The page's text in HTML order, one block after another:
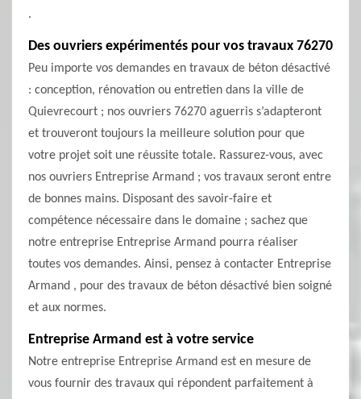
.
Des ouvriers expérimentés pour vos travaux 76270
Peu importe vos demandes en travaux de béton désactivé
: conception, rénovation ou entretien dans la ville de
Quievrecourt ; nos ouvriers 76270 aguerris s’adapteront
et trouveront toujours la meilleure solution pour que
votre projet soit une réussite totale. Rassurez-vous, avec
nos ouvriers Entreprise Armand ; vos travaux seront entre
de bonnes mains. Disposant des savoir-faire et
compétence nécessaire dans le domaine ; sachez que
notre entreprise Entreprise Armand pourra réaliser
toutes vos demandes. Ainsi, pensez à contacter Entreprise
Armand , pour des travaux de béton désactivé bien soigné
et aux normes.
Entreprise Armand est à votre service
Notre entreprise Entreprise Armand est en mesure de
vous fournir des travaux qui répondent parfaitement à